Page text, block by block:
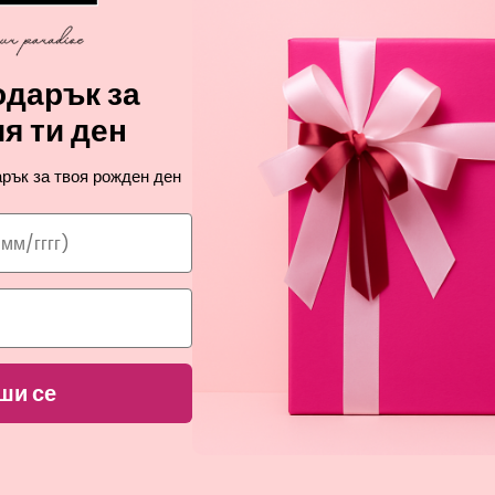
ПРОМОЦИЯ
SESAME SEEDS & CITRUS
EXTRACT
за
ти ден
за твоя рожден ден
се